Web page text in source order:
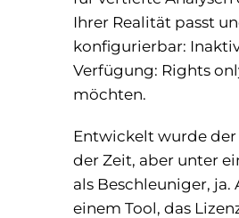
Ihrer Realität passt
konfigurierbar:
Verfügung: Rights
möchten.
Entwickelt wurde der
der Zeit, aber unter
als Beschleuniger,
einem Tool, das